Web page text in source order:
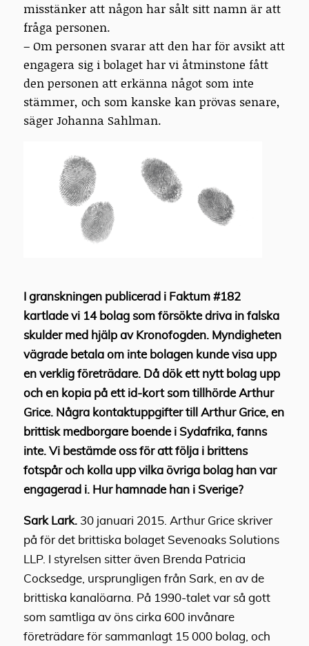
misstänker att någon har sålt sitt namn är att
fråga personen.
– Om personen svarar att den har för avsikt att
engagera sig i bolaget har vi åtminstone fått
den personen att erkänna något som inte
stämmer, och som kanske kan prövas senare,
säger Johanna Sahlman.
I granskningen publicerad i Faktum #182
kartlade vi 14 bolag som försökte driva in falska
skulder med hjälp av Kronofogden. Myndigheten
vägrade betala om inte bolagen kunde visa upp
en verklig företrädare. Då dök ett nytt bolag upp
och en kopia på ett id-kort som tillhörde Arthur
Grice. Några kontaktuppgifter till Arthur Grice, en
brittisk medborgare boende i Sydafrika, fanns
inte. Vi bestämde oss för att följa i brittens
fotspår och kolla upp vilka övriga bolag han var
engagerad i. Hur hamnade han i Sverige?
Sark Lark. 30 januari 2015. Arthur Grice skriver
på för det brittiska bolaget Sevenoaks Solutions
LLP. I styrelsen sitter även Brenda Patricia
Cocksedge, ursprungligen från Sark, en av de
brittiska kanalöarna. På 1990-talet var så gott
som samtliga av öns cirka 600 invånare
företrädare för sammanlagt 15 000 bolag, och